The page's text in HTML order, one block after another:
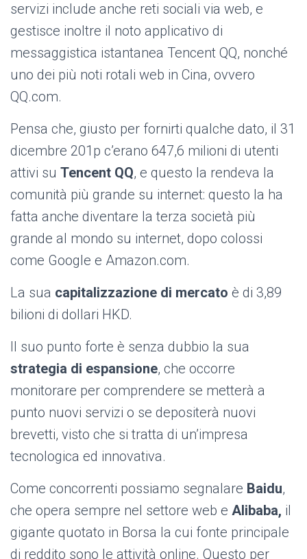
servizi include anche reti sociali via web, e
gestisce inoltre il noto applicativo di
messaggistica istantanea Tencent QQ, nonché
uno dei più noti rotali web in Cina, ovvero
QQ.com.
Pensa che, giusto per fornirti qualche dato, il 31
dicembre 201p c’erano 647,6 milioni di utenti
attivi su Tencent QQ, e questo la rendeva la
comunità più grande su internet: questo la ha
fatta anche diventare la terza società più
grande al mondo su internet, dopo colossi
come Google e Amazon.com.
La sua capitalizzazione di mercato è di 3,89
bilioni di dollari HKD.
Il suo punto forte è senza dubbio la sua
strategia di espansione, che occorre
monitorare per comprendere se metterà a
punto nuovi servizi o se depositerà nuovi
brevetti, visto che si tratta di un’impresa
tecnologica ed innovativa.
Come concorrenti possiamo segnalare Baidu,
che opera sempre nel settore web e Alibaba, il
gigante quotato in Borsa la cui fonte principale
di reddito sono le attività online. Questo per